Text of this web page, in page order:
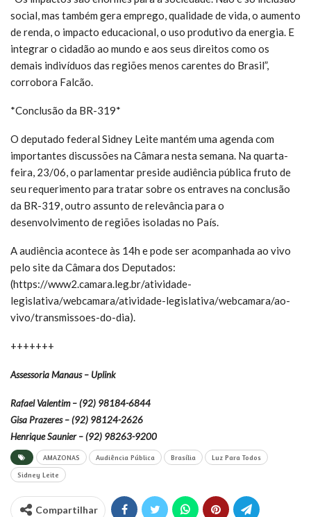
social, mas também gera emprego, qualidade de vida, o aumento
de renda, o impacto educacional, o uso produtivo da energia. E
integrar o cidadão ao mundo e aos seus direitos como os
demais indivíduos das regiões menos carentes do Brasil”,
corrobora Falcão.
*Conclusão da BR-319*
O deputado federal Sidney Leite mantém uma agenda com
importantes discussões na Câmara nesta semana. Na quarta-
feira, 23/06, o parlamentar preside audiência pública fruto de
seu requerimento para tratar sobre os entraves na conclusão
da BR-319, outro assunto de relevância para o
desenvolvimento de regiões isoladas no País.
A audiência acontece às 14h e pode ser acompanhada ao vivo
pelo site da Câmara dos Deputados:
(https://www2.camara.leg.br/atividade-
legislativa/webcamara/atividade-legislativa/webcamara/ao-
vivo/transmissoes-do-dia).
+++++++
Assessoria Manaus – Uplink
Rafael Valentim – (92) 98184-6844
Gisa Prazeres – (92) 98124-2626
Henrique Saunier – (92) 98263-9200
AMAZONAS Audiência Pública Brasília Luz Para Todos
Sidney Leite
Compartilhar